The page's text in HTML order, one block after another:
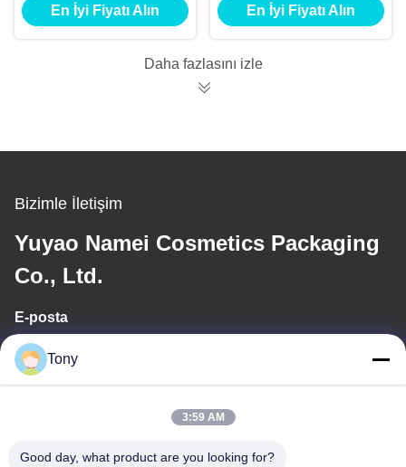
Özel Logo Tasarımı ile
En İyi Fiyatı Alın
özelleştirilebilir saç
En İyi Fiyatı Alın
Daha fazlasını izle
Bizimle İletişim
Yuyao Namei Cosmetics Packaging
Co., Ltd.
E-posta
tony@chinacosmeticpackaging.com
Tony
3:59 AM
Good day, what product are you looking for?